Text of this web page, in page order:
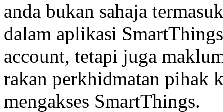
anda bukan sahaja
dalam aplikasi
account, tetapi juga
rakan perkhidmatan pihak
mengakses SmartThings.